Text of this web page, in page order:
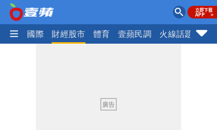
社會 國際 財經股市 體育 壹蘋民調 火線話題
口」 徐巧芯：民進黨當年刻意阻擋
陳妍希9歲兒暴風抽高 帥氣正面曝遺傳